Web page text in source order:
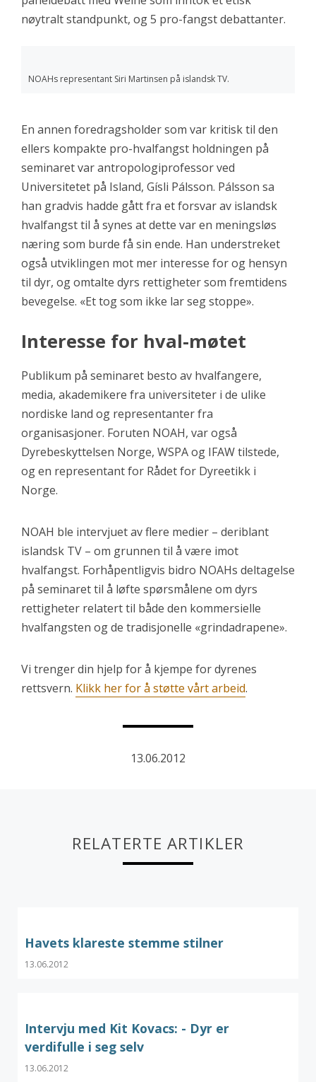
nøytralt standpunkt, og 5 pro-fangst debattanter.
NOAHs representant Siri Martinsen på islandsk TV.
En annen foredragsholder som var kritisk til den
ellers kompakte pro-hvalfangst holdningen på
seminaret var antropologiprofessor ved
Universitetet på Island, Gísli Pálsson. Pálsson sa
han gradvis hadde gått fra et forsvar av islandsk
hvalfangst til å synes at dette var en meningsløs
næring som burde få sin ende. Han understreket
også utviklingen mot mer interesse for og hensyn
til dyr, og omtalte dyrs rettigheter som fremtidens
bevegelse. «Et tog som ikke lar seg stoppe».
Interesse for hval-møtet
Publikum på seminaret besto av hvalfangere,
media, akademikere fra universiteter i de ulike
nordiske land og representanter fra
organisasjoner. Foruten NOAH, var også
Dyrebeskyttelsen Norge, WSPA og IFAW tilstede,
og en representant for Rådet for Dyreetikk i
Norge.
NOAH ble intervjuet av flere medier – deriblant
islandsk TV – om grunnen til å være imot
hvalfangst. Forhåpentligvis bidro NOAHs deltagelse
på seminaret til å løfte spørsmålene om dyrs
rettigheter relatert til både den kommersielle
hvalfangsten og de tradisjonelle «grindadrapene».
Vi trenger din hjelp for å kjempe for dyrenes
rettsvern. Klikk her for å støtte vårt arbeid.
13.06.2012
RELATERTE ARTIKLER
Havets klareste stemme stilner
13.06.2012
Intervju med Kit Kovacs: - Dyr er
verdifulle i seg selv
13.06.2012